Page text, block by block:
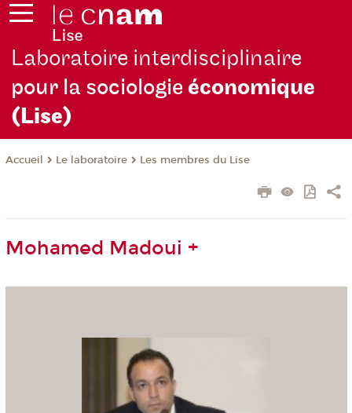
Laboratoire interdisciplinaire
pour la sociologieéconomique
(Lise)
Accueil Le laboratoire Les membres du Lise
Mohamed Madoui +